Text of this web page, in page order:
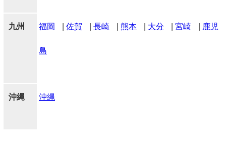
九州 福岡 佐賀 長崎 熊本 大分 宮崎 鹿児
島
沖縄 沖縄